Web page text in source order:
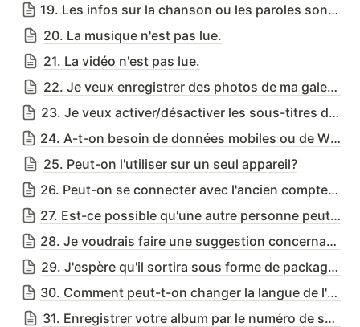
19. Les infos sur la chanson ou les paroles sont incorrectes.
20. La musique n'est pas lue.
21. La vidéo n'est pas lue.
22. Je veux enregistrer des photos de ma galerie.
23. Je veux activer/désactiver les sous-titres de la vidéo.
24. A-t-on besoin de données mobiles ou de Wi-Fi pour démarrer l'application Nemoz ?
25. Peut-on l'utiliser sur un seul appareil?
26. Peut-on se connecter avec l'ancien compte même si on a changé d'appareil?
27. Est-ce possible qu'une autre personne peut enregistrer un album une fois enregistré ?
28. Je voudrais faire une suggestion concernant le service!
29. J'espère qu'il sortira sous forme de package Nemoz !
30. Comment peut-t-on changer la langue de l'application Nemoz ?
31. Enregistrer votre album par le numéro de série